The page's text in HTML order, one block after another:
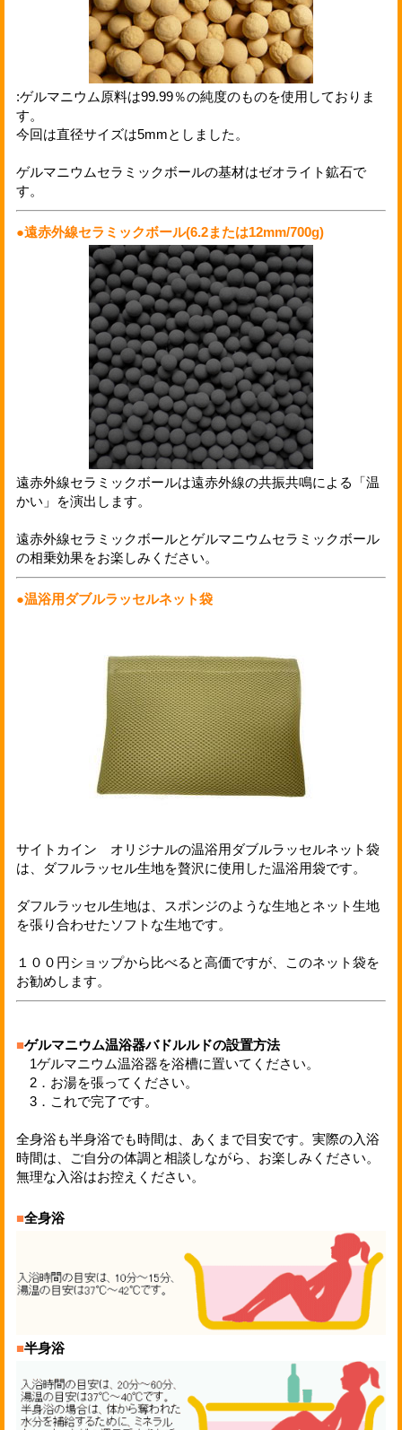
:ゲルマニウム原料は99.99％の純度のものを使用しておりま
す。
今回は直径サイズは5mmとしました。
ゲルマニウムセラミックボールの基材はゼオライト鉱石で
す。
●遠赤外線セラミックボール(6.2または12mm/700g)
遠赤外線セラミックボールは遠赤外線の共振共鳴による「温
かい」を演出します。
遠赤外線セラミックボールとゲルマニウムセラミックボール
の相乗効果をお楽しみください。
●温浴用ダブルラッセルネット袋
サイトカイン オリジナルの温浴用ダブルラッセルネット袋
は、ダフルラッセル生地を贅沢に使用した温浴用袋です。
ダフルラッセル生地は、スポンジのような生地とネット生地
を張り合わせたソフトな生地です。
１００円ショップから比べると高価ですが、このネット袋を
お勧めします。
■ゲルマニウム温浴器バドルルドの設置方法
1ゲルマニウム温浴器を浴槽に置いてください。
2．お湯を張ってください。
3．これで完了です。
全身浴も半身浴でも時間は、あくまで目安です。実際の入浴
時間は、ご自分の体調と相談しながら、お楽しみください。
無理な入浴はお控えください。
■全身浴
■半身浴